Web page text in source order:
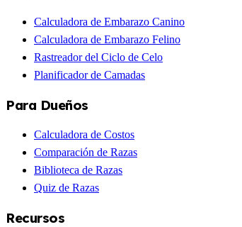
Calculadora de Embarazo Canino
Calculadora de Embarazo Felino
Rastreador del Ciclo de Celo
Planificador de Camadas
Para Dueños
Calculadora de Costos
Comparación de Razas
Biblioteca de Razas
Quiz de Razas
Recursos